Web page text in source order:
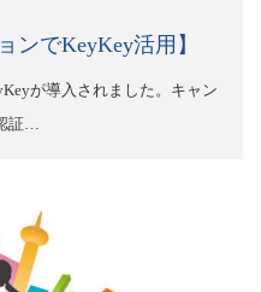
ンでKeyKey活用】
が導入されました。キャン
証…